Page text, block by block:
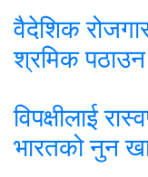
वैदेशिक
श्रमिक पठाउन
विपक्षीलाई
भारतको नुन